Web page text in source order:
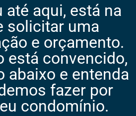
até aqui, está na
solicitar uma
e orçamento.
está convencido,
abaixo e entenda
fazer por
condomínio.